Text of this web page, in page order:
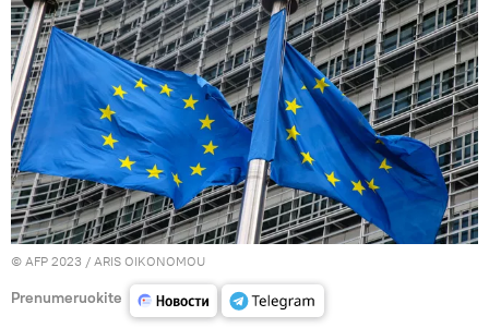
© AFP 2023 / ARIS OIKONOMOU
Prenumeruokite